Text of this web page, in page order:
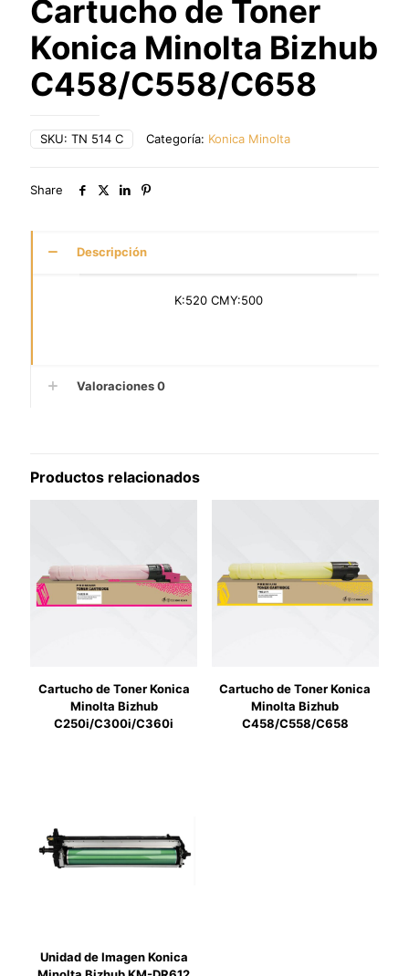
Cartucho de Toner
Konica Minolta Bizhub
C458/C558/C658
SKU: TN 514 C Categoría: Konica Minolta
Share
Descripción
K:520 CMY:500
Valoraciones0
Productos relacionados
Cartucho de Toner Konica
Minolta Bizhub
C250i/C300i/C360i
Cartucho de Toner Konica
Minolta Bizhub
C458/C558/C658
Unidad de Imagen Konica